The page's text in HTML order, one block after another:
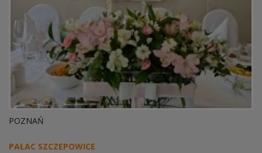
POZNAŃ
PAŁAC SZCZEPOWICE